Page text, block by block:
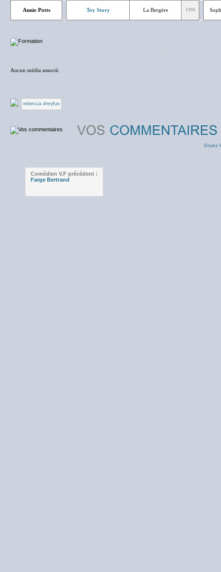
Annie Potts Toy Story La Bergère 1996
Aucun média associé.
rebecca dreyfus
Soyez
Comédien V.F précédent :
Farge Bertrand